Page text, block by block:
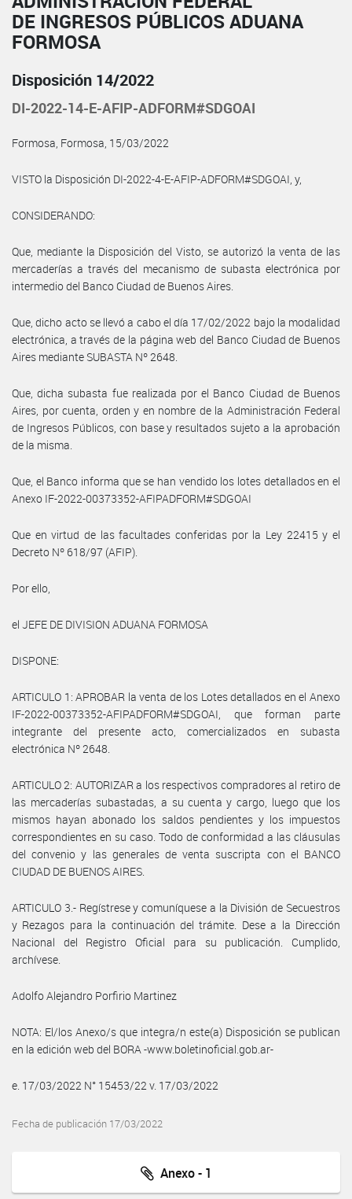
DE INGRESOS PÚBLICOS ADUANA
FORMOSA
Disposición 14/2022
DI-2022-14-E-AFIP-ADFORM#SDGOAI
Formosa, Formosa, 15/03/2022
VISTO la Disposición DI-2022-4-E-AFIP-ADFORM#SDGOAI, y,
CONSIDERANDO:
Que, mediante la Disposición del Visto, se autorizó la venta de las
mercaderías a través del mecanismo de subasta electrónica por
intermedio del Banco Ciudad de Buenos Aires.
Que, dicho acto se llevó a cabo el día 17/02/2022 bajo la modalidad
electrónica, a través de la página web del Banco Ciudad de Buenos
Aires mediante SUBASTA Nº 2648.
Que, dicha subasta fue realizada por el Banco Ciudad de Buenos
Aires, por cuenta, orden y en nombre de la Administración Federal
de Ingresos Públicos, con base y resultados sujeto a la aprobación
de la misma.
Que, el Banco informa que se han vendido los lotes detallados en el
Anexo IF-2022-00373352-AFIPADFORM#SDGOAI
Que en virtud de las facultades conferidas por la Ley 22415 y el
Decreto Nº 618/97 (AFIP).
Por ello,
el JEFE DE DIVISION ADUANA FORMOSA
DISPONE:
ARTICULO 1: APROBAR la venta de los Lotes detallados en el Anexo
IF-2022-00373352-AFIPADFORM#SDGOAI, que forman parte
integrante del presente acto, comercializados en subasta
electrónica Nº 2648.
ARTICULO 2: AUTORIZAR a los respectivos compradores al retiro de
las mercaderías subastadas, a su cuenta y cargo, luego que los
mismos hayan abonado los saldos pendientes y los impuestos
correspondientes en su caso. Todo de conformidad a las cláusulas
del convenio y las generales de venta suscripta con el BANCO
CIUDAD DE BUENOS AIRES.
ARTICULO 3.- Regístrese y comuníquese a la División de Secuestros
y Rezagos para la continuación del trámite. Dese a la Dirección
Nacional del Registro Oficial para su publicación. Cumplido,
archívese.
Adolfo Alejandro Porfirio Martinez
NOTA: El/los Anexo/s que integra/n este(a) Disposición se publican
en la edición web del BORA -www.boletinoficial.gob.ar-
e. 17/03/2022 N° 15453/22 v. 17/03/2022
Fecha de publicación 17/03/2022
Anexo - 1